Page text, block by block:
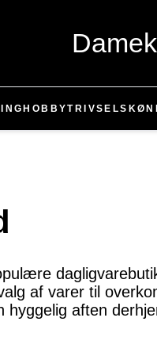
HOBBYTRIVSEL
af varer til
hyggelig aften